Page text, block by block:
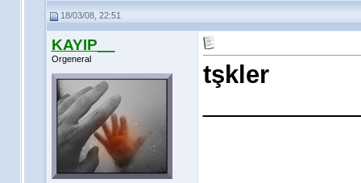
18/03/08, 22:51
KAYIP__
Orgeneral
tşkler